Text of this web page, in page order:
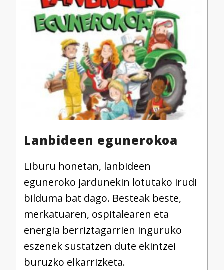
Lanbideen egunerokoa
Liburu honetan, lanbideen
eguneroko jardunekin lotutako irudi
bilduma bat dago. Besteak beste,
merkatuaren, ospitalearen eta
energia berriztagarrien inguruko
eszenek sustatzen dute ekintzei
buruzko elkarrizketa.